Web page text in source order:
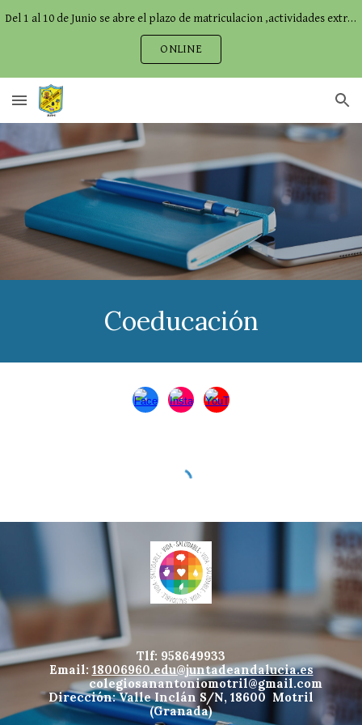
Del 1 al 10 de Junio se abre el plazo de matriculacion ,actividades extraescolares,comedor...
ONLINE
Coeducación
Tlf: 958649933
Email: 18006960.edu@juntadeandalucia.es
colegiosanantoniomotril@gmail.com
Dirección: Valle Inclán S/N, 18600 Motril
(Granada)